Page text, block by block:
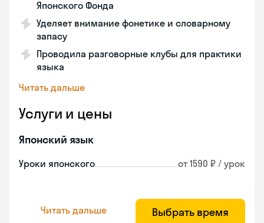
Японского Фонда
Уделяет внимание фонетике и словарному
запасу
Проводила разговорные клубы для практики
языка
Читать дальше
Услуги и цены
Японский язык
Уроки японского от 1590 ₽ / урок
Читать дальше Выбрать время